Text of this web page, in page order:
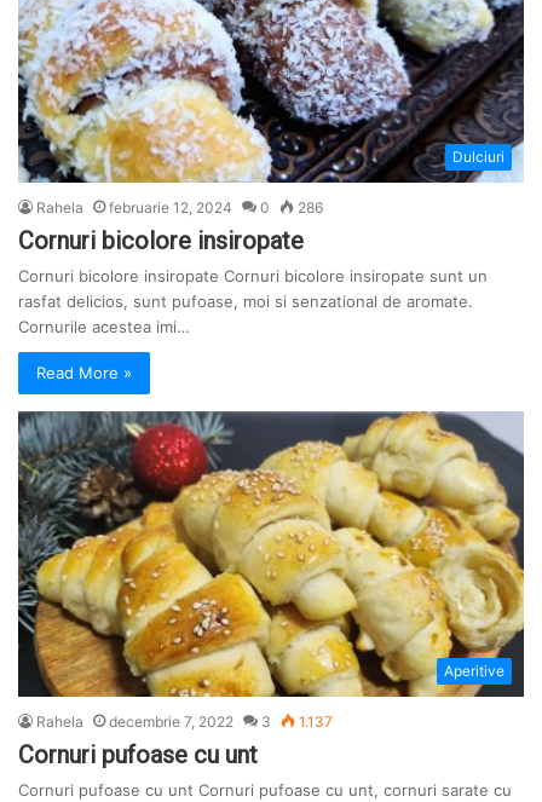
Dulciuri
Rahela februarie 12, 2024 0 286
Cornuri bicolore insiropate
Cornuri bicolore insiropate Cornuri bicolore insiropate sunt un
rasfat delicios, sunt pufoase, moi si senzational de aromate.
Cornurile acestea imi…
Read More »
Aperitive
Rahela decembrie 7, 2022 3 1.137
Cornuri pufoase cu unt
Cornuri pufoase cu unt Cornuri pufoase cu unt, cornuri sarate cu